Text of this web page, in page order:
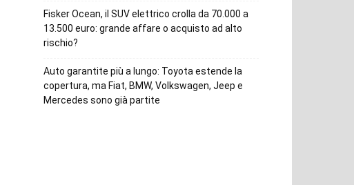
Fisker Ocean, il SUV elettrico crolla da 70.000 a
13.500 euro: grande affare o acquisto ad alto
rischio?
Auto garantite più a lungo: Toyota estende la
copertura, ma Fiat, BMW, Volkswagen, Jeep e
Mercedes sono già partite